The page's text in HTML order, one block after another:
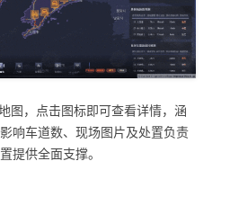
图，点击图标即可查看详情，涵
响车道数、现场图片及处置负责
提供全面支撑。